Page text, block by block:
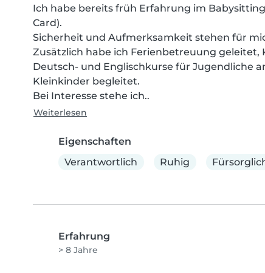
Ich habe bereits früh Erfahrung im
Card).
Sicherheit und Aufmerksamkeit stehen für
Zusätzlich habe ich Ferienbetreuung
Deutsch- und Englischkurse für Jugendliche
Kleinkinder begleitet.
Bei Interesse stehe ich..
Weiterlesen
Eigenschaften
Verantwortlich
Ruhig
Erfahrung
> 8 Jahre